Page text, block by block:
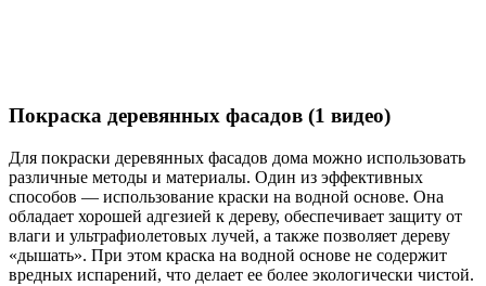
Покраска деревянных фасадов (1 видео)
Для покраски деревянных фасадов дома можно использовать
различные методы и материалы. Один из эффективных
способов — использование краски на водной основе. Она
обладает хорошей адгезией к дереву, обеспечивает защиту от
влаги и ультрафиолетовых лучей, а также позволяет дереву
«дышать». При этом краска на водной основе не содержит
вредных испарений, что делает ее более экологически чистой.